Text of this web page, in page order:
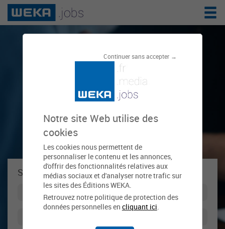
Continuer sans accepter →
Notre site Web utilise des
cookies
Les cookies nous permettent de
personnaliser le contenu et les annonces,
d'offrir des fonctionnalités relatives aux
médias sociaux et d'analyser notre trafic sur
les sites des Éditions WEKA.
Retrouvez notre politique de protection des
données personnelles en cliquant ici.
Le réseau de
l'emploi public
Se connecter à weka.jobs !